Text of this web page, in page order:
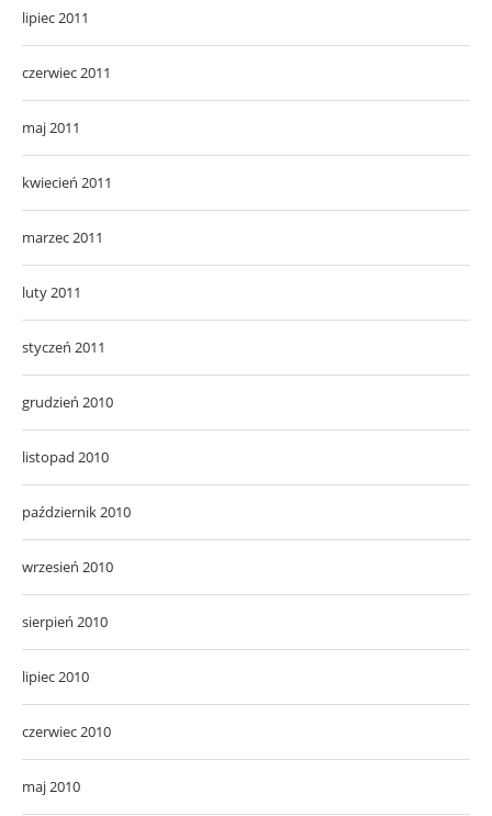
lipiec 2011
czerwiec 2011
maj 2011
kwiecień 2011
marzec 2011
luty 2011
styczeń 2011
grudzień 2010
listopad 2010
październik 2010
wrzesień 2010
sierpień 2010
lipiec 2010
czerwiec 2010
maj 2010